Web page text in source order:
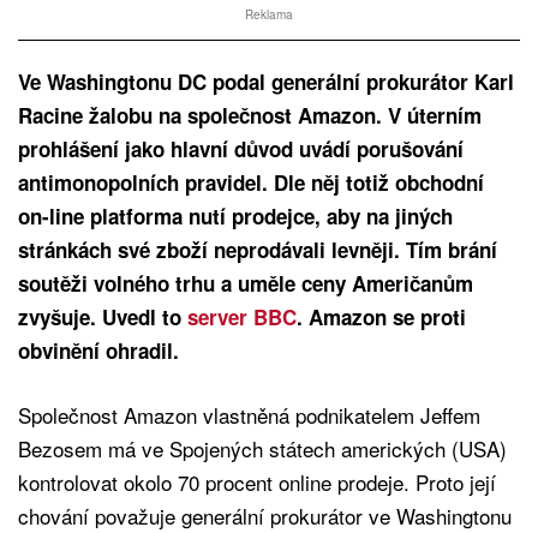
Reklama
Ve Washingtonu DC podal generální prokurátor Karl
Racine žalobu na společnost Amazon. V úterním
prohlášení jako hlavní důvod uvádí porušování
antimonopolních pravidel. Dle něj totiž obchodní
on-line platforma nutí prodejce, aby na jiných
stránkách své zboží neprodávali levněji. Tím brání
soutěži volného trhu a uměle ceny Američanům
zvyšuje. Uvedl to server BBC. Amazon se proti
obvinění ohradil.
Společnost Amazon vlastněná podnikatelem Jeffem
Bezosem má ve Spojených státech amerických (USA)
kontrolovat okolo 70 procent online prodeje. Proto její
chování považuje generální prokurátor ve Washingtonu